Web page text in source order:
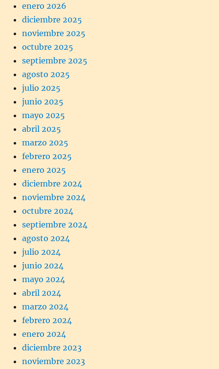
enero 2026
diciembre 2025
noviembre 2025
octubre 2025
septiembre 2025
agosto 2025
julio 2025
junio 2025
mayo 2025
abril 2025
marzo 2025
febrero 2025
enero 2025
diciembre 2024
noviembre 2024
octubre 2024
septiembre 2024
agosto 2024
julio 2024
junio 2024
mayo 2024
abril 2024
marzo 2024
febrero 2024
enero 2024
diciembre 2023
noviembre 2023